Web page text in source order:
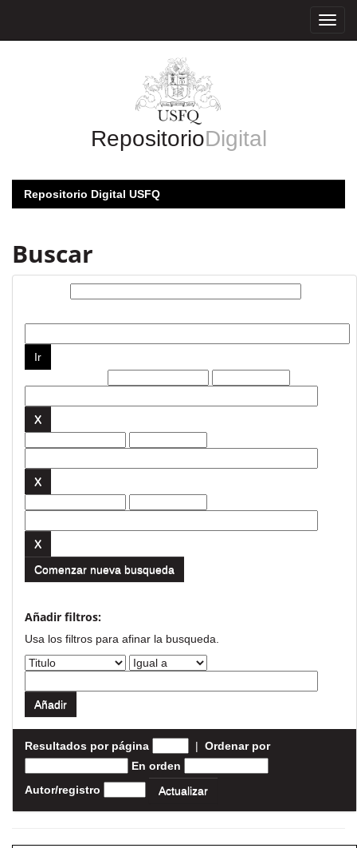
RepositorioDigital
Repositorio Digital USFQ
Buscar
Comenzar nueva busqueda
Añadir filtros:
Usa los filtros para afinar la busqueda.
Resultados por página | Ordenar por
En orden
Autor/registro